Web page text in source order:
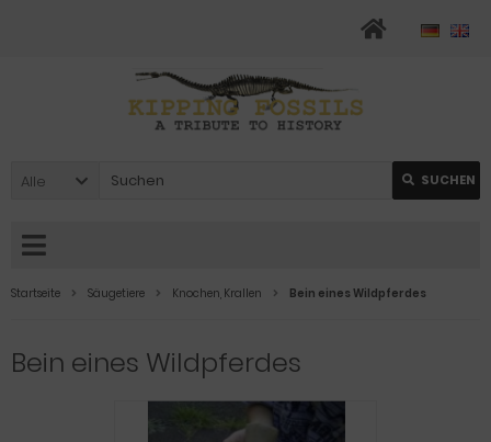
Alle SUCHEN
Startseite Säugetiere Knochen, Krallen Bein eines Wildpferdes
Bein eines Wildpferdes